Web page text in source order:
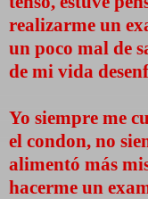
realizarme un
un poco mal de
de mi vida
Yo siempre me
el condon, no
alimentó más
hacerme un